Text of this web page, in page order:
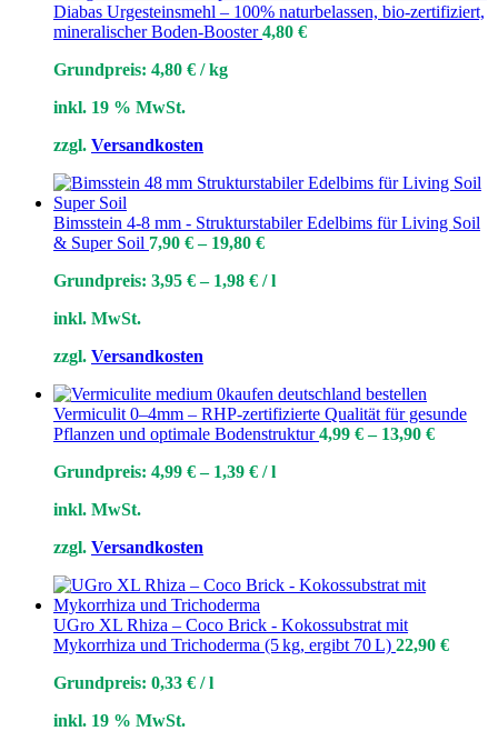
Diabas Urgesteinsmehl – 100% naturbelassen, bio-zertifiziert,
mineralischer Boden-Booster4,80 €
Grundpreis: 4,80 € /kg
inkl. 19 % MwSt.
zzgl. Versandkosten
Bimsstein 4-8 mm - Strukturstabiler Edelbims für Living Soil
& Super Soil 7,90 €– 19,80 €
Grundpreis: 3,95 €– 1,98 € /l
inkl. MwSt.
zzgl. Versandkosten
Vermiculit 0–4mm – RHP-zertifizierte Qualität für gesunde
Pflanzen und optimale Bodenstruktur4,99 €– 13,90 €
Grundpreis: 4,99 €– 1,39 € /l
inkl. MwSt.
zzgl. Versandkosten
UGro XL Rhiza – Coco Brick - Kokossubstrat mit
Mykorrhiza und Trichoderma (5 kg, ergibt 70 L) 22,90 €
Grundpreis: 0,33 € /l
inkl. 19 % MwSt.